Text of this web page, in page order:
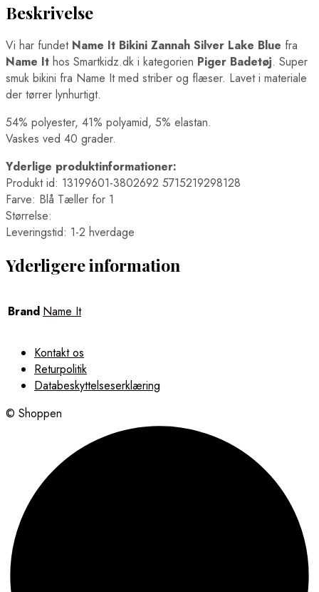
Beskrivelse
Vi har fundet Name It Bikini Zannah Silver Lake Blue fra
Name It hos Smartkidz.dk i kategorien Piger Badetøj. Super
smuk bikini fra Name It med striber og flæser. Lavet i materiale
der tørrer lynhurtigt.
54% polyester, 41% polyamid, 5% elastan.
Vaskes ved 40 grader.
Yderlige produktinformationer:
Produkt id: 13199601-3802692 5715219298128
Farve: Blå Tæller for 1
Størrelse:
Leveringstid: 1-2 hverdage
Yderligere information
Brand Name It
Kontakt os
Returpolitik
Databeskyttelseserklæring
© Shoppen